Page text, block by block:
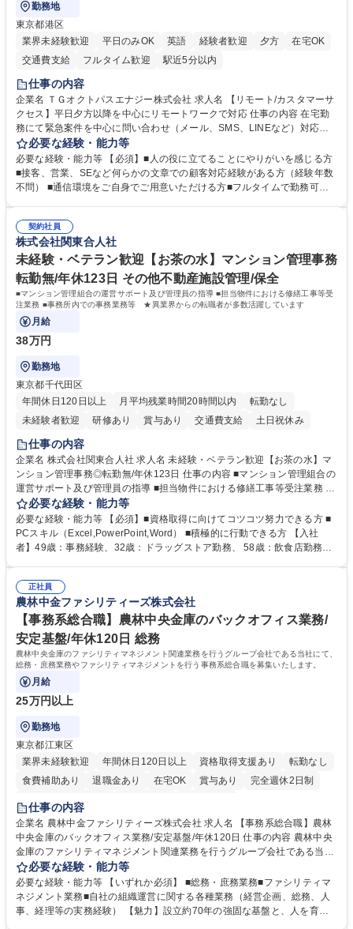
勤務地
東京都港区
業界未経験歓迎
平日のみOK 英語 経験者歓迎 夕方
在宅OK
交通費支給
フルタイム歓迎 駅近5分以内
仕事の内容
企業名 ＴＧオクトパスエナジー株式会社 求人名 【リモート/カスタマーサ
クセス】平日夕方以降を中心にリモートワークで対応 仕事の内容 在宅勤
務にて緊急案件を中心に問い合わせ（メール、SMS、LINEなど）対応、
契約開始手続き処理などを行なっていただきます。カスタマーサクセス
（Digiops：デジオプス）と運用構築の業務となります。 ■お問い合わせ
対応業務全般（システム入力、契約手続き含む） ■デジタルコミュニケー
ションツール（メール、SMS、LINE等）を使用 ■お客様のニーズに応じた
添ってサービス提供できることが魅力 募集職種 【リモート/カスタマーサ
クセス】平日夕方以降を中心にリモートワークで対応
必要な経験・能力等
必要な経験・能力等 【必須】■人の役に立てることにやりがいを感じる方
■接客、営業、SEなど何らかの文章での顧客対応経験がある方（経験年数
不問） ■通信環境をご自身でご用意いただける方■フルタイムで勤務可能
境に貢献したい■改善提案や改善アクション等新しいことに意欲がある方
【英語（語学力）】■翻訳ツールを用い英語でコミュニケーションをとる
ことに抵抗がない方■英語は話せなくても問題はありませんが、英語が話
せますと、よりチャンスが広がります。※日本語がネイティブレベル必須
学歴・資格 学歴：大学院 大学 高専 短大 専修学校 高校 語学力： 資格：
契約社員
株式会社関東合人社
未経験・ベテラン歓迎【お茶の水】マンション管理事務
転勤無/年休123日 その他不動産施設管理/保全
■マンション管理組合の運営サポート及び管理員の指導 ■担当物件における修繕工事等受
注業務 ■事務所内での事務業務等 ★異業界からの転職者が多数活躍しています
月給
38万円
勤務地
東京都千代田区
年間休日120日以上
月平均残業時間20時間以内
転勤なし
未経験者歓迎
研修あり 賞与あり 交通費支給 土日祝休み
仕事の内容
企業名 株式会社関東合人社 求人名 未経験・ベテラン歓迎【お茶の水】マ
ンション管理事務◎転勤無/年休123日 仕事の内容 ■マンション管理組合の
運営サポート及び管理員の指導 ■担当物件における修繕工事等受注業務 ■
事務所内での事務業務等 ★異業界からの転職者が多数活躍しています
【年収補足】532万円 ＋別途インセンティヴで平均約100万円/年（昨年度
実績） ＋管理業務主任者資格手当50,000円/月 ★親会社である株式会社合
人社計画研究所社のグループ会社として、質の高いサービスと適性価格を
無/年休123日
必要な経験・能力等
必要な経験・能力等 【必須】■資格取得に向けてコツコツ努力できる方 ■
PCスキル（Excel,PowerPoint,Word） ■積極的に行動できる方 【入社
者】49歳：事務経験、32歳：ドラッグストア勤務、 58歳：飲食店勤務
得出来ております！ 【魅力】■フレックス制度、未経験からでも下限年収
を一律支給！ ■管理業務主任者資格取得後には50,000円/月の手当あり！
学歴・資格 学歴：大学院 大学 高専 短大 専修学校 高校 語学力： 資格：第
一種運転免許普通自動車
正社員
農林中金ファシリティーズ株式会社
【事務系総合職】農林中央金庫のバックオフィス業務/
安定基盤/年休120日 総務
農林中央金庫のファシリティマネジメント関連業務を行うグループ会社である当社にて、
総務・庶務業務やファシリティマネジメントを行う事務系総合職を募集いたします。
月給
25万円以上
勤務地
東京都江東区
業界未経験歓迎
年間休日120日以上 資格取得支援あり
転勤なし
食費補助あり
退職金あり 在宅OK 賞与あり
完全週休2日制
インセンティブあり
仕事の内容
企業名 農林中金ファシリティーズ株式会社 求人名 【事務系総合職】農林
中央金庫のバックオフィス業務/安定基盤/年休120日 仕事の内容 農林中央
金庫のファシリティマネジメント関連業務を行うグループ会社である当社
にて、総務・庶務業務やファシリティマネジメントを行う事務系総合職を
募集いたします。 ■総務・庶務業務：外部委託先（外注先）や契約書の管
理、総務部門での管理業務、会計管理や決算業務、印刷物等の制作管理等
※親会社である農林中央金庫から受託した総務庶務業務 ■ファシリティマ
必要な経験・能力等
必要な経験・能力等 【いずれか必須】 ■総務・庶務業務■ファシリティマ
ネジメント業務■自社の組織運営に関する各種業務（経営企画、総務、人
事、経理等の実務経験） 【魅力】設立約70年の強固な基盤と、人を育て